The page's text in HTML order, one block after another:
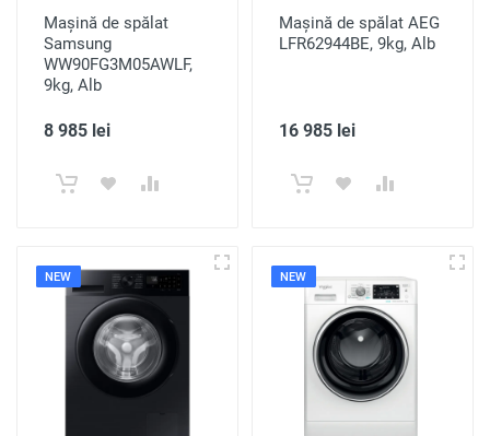
Mașină de spălat
Samsung
WW90FG3M05AWLF,
9kg, Alb
8 985 lei
Mașină de spălat AEG
LFR62944BE, 9kg, Alb
16 985 lei
NEW NEW